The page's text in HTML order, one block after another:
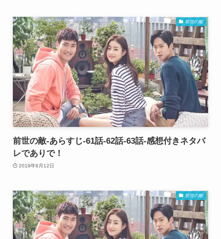
前世の敵
前世の敵-あらすじ-61話-62話-63話-感想付きネタバ
レでありで！
2019年6月12日
前世の敵